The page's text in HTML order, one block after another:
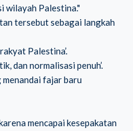
wilayah Palestina."
tersebut sebagai langkah
Palestina’.
dan normalisasi penuh’.
menandai fajar baru
mencapai kesepakatan